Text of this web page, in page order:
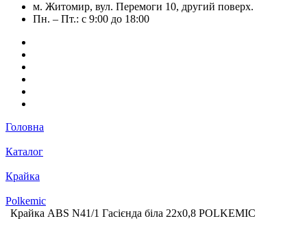
м. Житомир, вул. Перемоги 10, другий поверх.
Пн. – Пт.: с 9:00 до 18:00
Головна
Каталог
Крайка
Polkemic
Крайка ABS N41/1 Гасієнда біла 22х0,8 POLKEMIC